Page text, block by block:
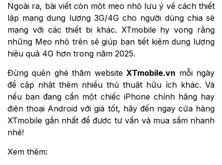
Ngoài ra, bài viết còn một mẹo nhỏ lưu ý về cách thiết
lập mạng dung lượng 3G/4G cho người dùng chia sẻ
mạng với các thiết bị khác. XTmobile hy vọng rằng
những Mẹo nhỏ trên sẽ giúp bạn tiết kiệm dung lượng
hiệu quả 4G hơn trong năm 2025.
Đừng quên ghé thăm websiteXTmobile.vn mỗi ngày
để cập nhật thêm nhiều thủ thuật hữu ích khác. Và
nếu bạn đang cần một chiếc iPhone chính hãng hay
điện thoại Android với giá tốt, hãy đến ngay cửa hàng
XTmobile gần nhất để được tư vấn và mua sắm nhanh
nhé!
Xem thêm: